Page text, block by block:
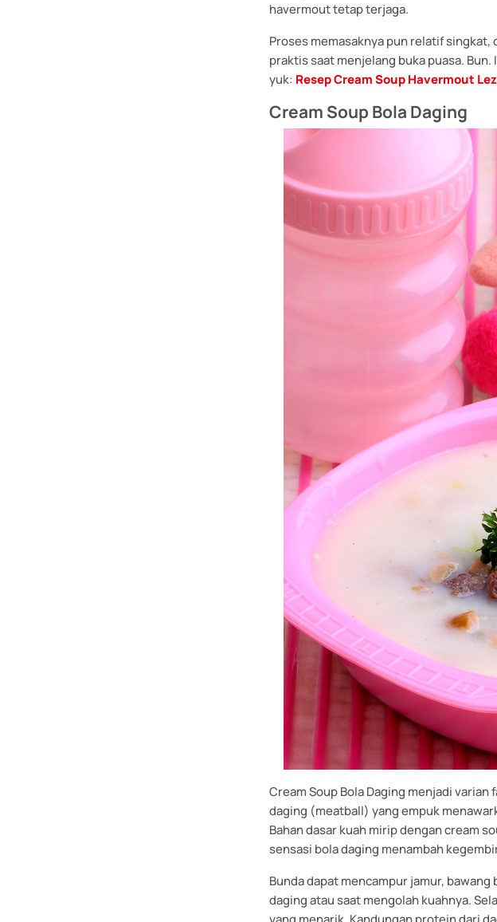
havermout tetap terjaga.
Proses memasaknya pun relatif
praktis saat menjelang buka puasa.
yuk: Resep Cream Soup Havermout
Cream Soup Bola Daging
Cream Soup Bola Daging menjadi
daging (meatball) yang empuk
Bahan dasar kuah mirip dengan cream
sensasi bola daging menambah
Bunda dapat mencampur jamur,
daging atau saat mengolah kuahnya.